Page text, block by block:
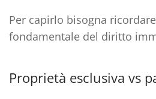
Per capirlo bisogna
fondamentale del diritto
Proprietà esclusiva vs